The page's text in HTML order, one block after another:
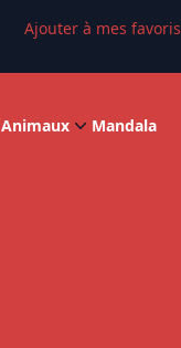
Ajouter à mes favoris
Animaux Mandala